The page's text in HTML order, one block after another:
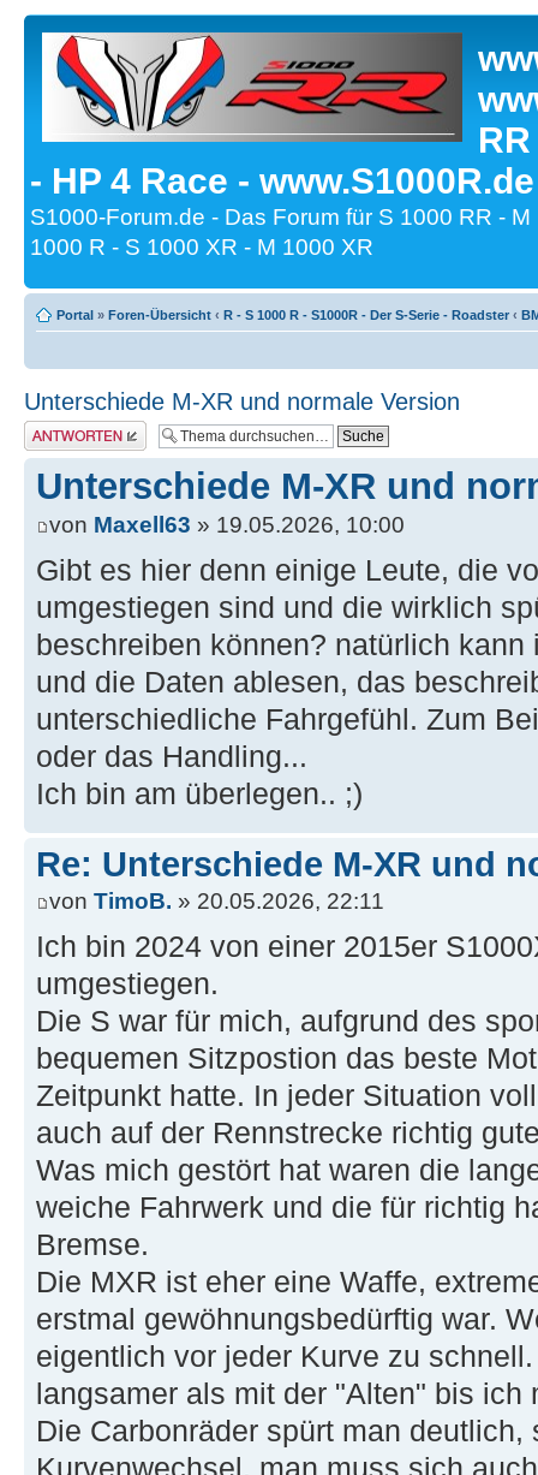
- HP 4 Race -
S1000-Forum.de - Das Forum für S 1000 RR -
1000 R - S 1000 XR - M 1000 XR
Portal » Foren-Übersicht ‹ R - S 1000 R - S1000R - Der S-Serie - Roadster ‹
Unterschiede M-XR und normale Version
Antwort erstellen
Unterschiede M-XR und
von Maxell63 » 19.05.2026, 10:00
Gibt es hier denn einige Leute, die
umgestiegen sind und die wirklich
beschreiben können? natürlich
und die Daten ablesen, das
unterschiedliche Fahrgefühl. Zum
oder das Handling...
Ich bin am überlegen.. ;)
Re: Unterschiede M-XR und
von TimoB. » 20.05.2026, 22:11
Ich bin 2024 von einer 2015er
umgestiegen.
Die S war für mich, aufgrund des
bequemen Sitzpostion das beste
Zeitpunkt hatte. In jeder Situation
auch auf der Rennstrecke richtig
Was mich gestört hat waren die
weiche Fahrwerk und die für richtig
Bremse.
Die MXR ist eher eine Waffe,
erstmal gewöhnungsbedürftig war.
eigentlich vor jeder Kurve zu
langsamer als mit der "Alten" bis
Die Carbonräder spürt man
Kurvenwechsel, man muss sich